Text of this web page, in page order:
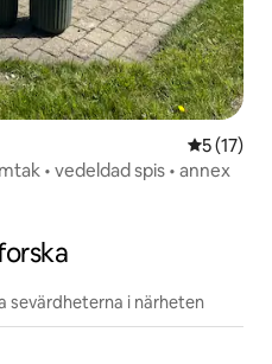
5 av 5 i
5 (17)
• vedeldad spis • annex
sevärdheterna i närheten